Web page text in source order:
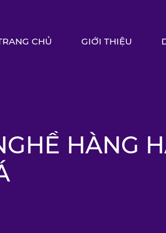
CHỦ GIỚI THIỆU
HÀNG